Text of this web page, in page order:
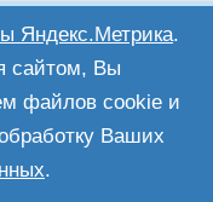
офертой, которая
(2) Гражданского
с использованием
на обработку Ваших
Яндекс.Метрика.
сайтом, Вы
файлов cookie и
Ваших
.